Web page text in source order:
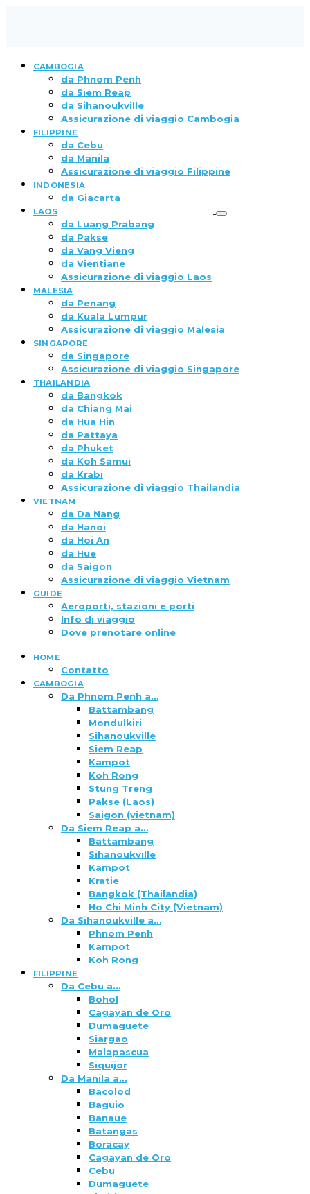
CAMBOGIA
da Phnom Penh
da Siem Reap
da Sihanoukville
Assicurazione di viaggio Cambogia
FILIPPINE
da Cebu
da Manila
Assicurazione di viaggio Filippine
INDONESIA
da Giacarta
LAOS
da Luang Prabang
da Pakse
da Vang Vieng
da Vientiane
Assicurazione di viaggio Laos
MALESIA
da Penang
da Kuala Lumpur
Assicurazione di viaggio Malesia
SINGAPORE
da Singapore
Assicurazione di viaggio Singapore
THAILANDIA
da Bangkok
da Chiang Mai
da Hua Hin
da Pattaya
da Phuket
da Koh Samui
da Krabi
Assicurazione di viaggio Thailandia
VIETNAM
da Da Nang
da Hanoi
da Hoi An
da Hue
da Saigon
Assicurazione di viaggio Vietnam
GUIDE
Aeroporti, stazioni e porti
Info di viaggio
Dove prenotare online
HOME
Contatto
CAMBOGIA
Da Phnom Penh a…
Battambang
Mondulkiri
Sihanoukville
Siem Reap
Kampot
Koh Rong
Stung Treng
Pakse (Laos)
Saigon (vietnam)
Da Siem Reap a…
Battambang
Sihanoukville
Kampot
Kratie
Bangkok (Thailandia)
Ho Chi Minh City (Vietnam)
Da Sihanoukville a…
Phnom Penh
Kampot
Koh Rong
FILIPPINE
Da Cebu a…
Bohol
Cagayan de Oro
Dumaguete
Siargao
Malapascua
Siquijor
Da Manila a…
Bacolod
Baguio
Banaue
Batangas
Boracay
Cagayan de Oro
Cebu
Dumaguete